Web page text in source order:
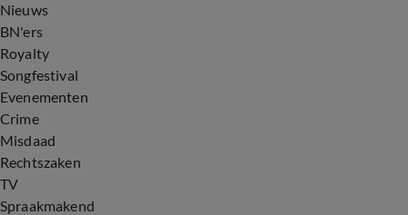
Nieuws
BN'ers
Royalty
Songfestival
Evenementen
Crime
Misdaad
Rechtszaken
TV
Spraakmakend